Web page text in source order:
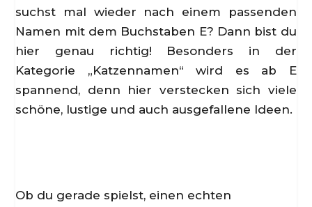
suchst mal wieder nach einem passenden
Namen mit dem Buchstaben E? Dann bist du
hier genau richtig! Besonders in der
Kategorie „Katzennamen“ wird es ab E
spannend, denn hier verstecken sich viele
schöne, lustige und auch ausgefallene Ideen.
Ob du gerade spielst, einen echten